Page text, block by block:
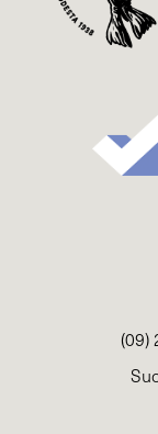
(09)